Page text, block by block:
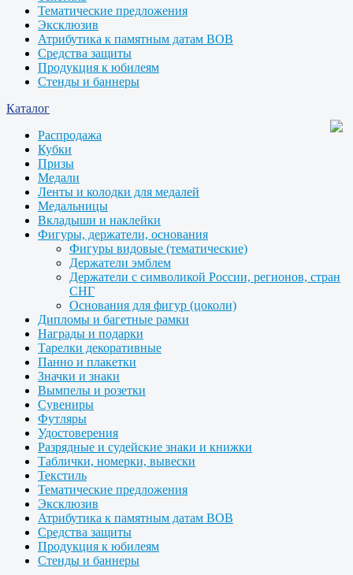
Тематические предложения
Эксклюзив
Атрибутика к памятным датам ВОВ
Средства защиты
Продукция к юбилеям
Стенды и баннеры
Каталог
Распродажа
Кубки
Призы
Медали
Ленты и колодки для медалей
Медальницы
Вкладыши и наклейки
Фигуры, держатели, основания
Фигуры видовые (тематические)
Держатели эмблем
Держатели с символикой России, регионов, стран
СНГ
Основания для фигур (цоколи)
Дипломы и багетные рамки
Награды и подарки
Тарелки декоративные
Панно и плакетки
Значки и знаки
Вымпелы и розетки
Сувениры
Футляры
Удостоверения
Разрядные и судейские знаки и книжки
Таблички, номерки, вывески
Текстиль
Тематические предложения
Эксклюзив
Атрибутика к памятным датам ВОВ
Средства защиты
Продукция к юбилеям
Стенды и баннеры